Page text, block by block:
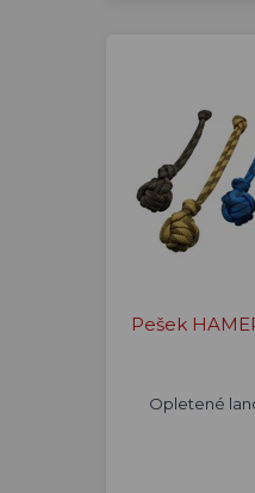
Pešek
Opletené